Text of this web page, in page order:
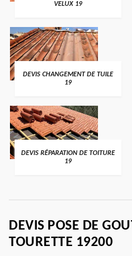
VELUX 19
DEVIS CHANGEMENT DE TUILE
19
DEVIS RÉPARATION DE TOITURE
19
DEVIS POSE DE
TOURETTE 19200